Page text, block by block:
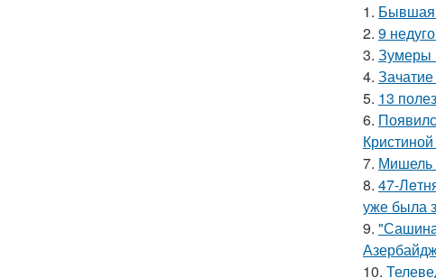
1. Бывшая
2. 9
3. Зумеры
4.
5. 13
6.
7. Мишель
8. 47-
уже была
9.
10.